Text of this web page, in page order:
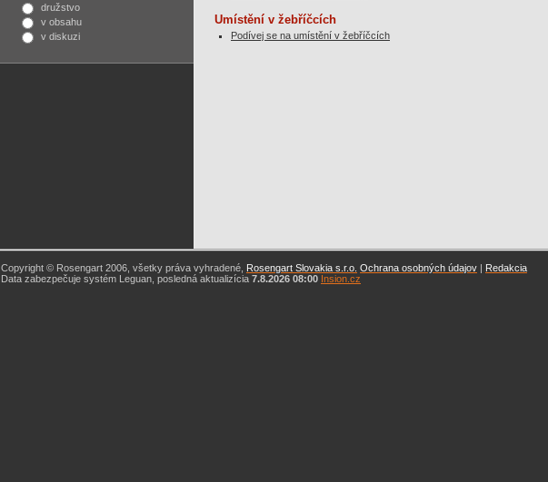
družstvo
v obsahu
v diskuzi
Umístění v žebříčcích
Podívej se na umístění v žebříčcích
Copyright © Rosengart 2006, všetky práva vyhradené, Rosengart Slovakia s.r.o. Ochrana osobných údajov | Redakcia
Data zabezpečuje systém Leguan, posledná aktualizícia 7.8.2026 08:00 Insion.cz